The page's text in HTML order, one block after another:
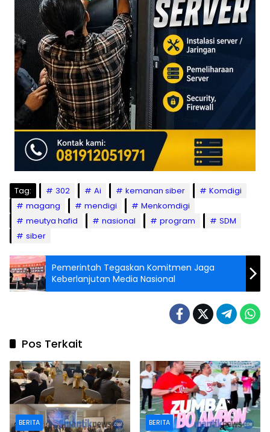
Tag: 302 Ai kemanan siber
Komdigi
magang
mendigi
Menkomdigi
meutya hafid
nasional program
SDM
siber
Pemerintah Tegaskan Komitmen Jaga
Keberlanjutan Media Nasional
Pos Terkait
BERITA BERITA